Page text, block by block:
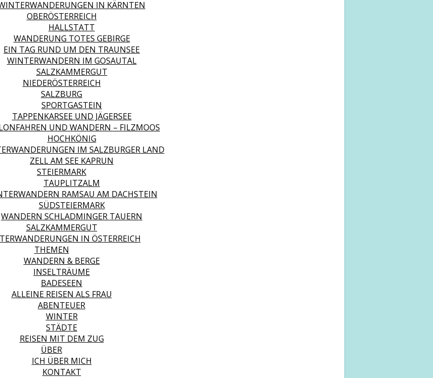
IN KÄRNTEN
OBERÖSTERREICH
HALLSTATT
WANDERUNG TOTES GEBIRGE
EIN TAG RUND UM DEN TRAUNSEE
WINTERWANDERN IM GOSAUTAL
SALZKAMMERGUT
NIEDERÖSTERREICH
SALZBURG
SPORTGASTEIN
TAPPENKARSEE UND JÄGERSEE
UND WANDERN – FILZMOOS
HOCHKÖNIG
IM SALZBURGER LAND
ZELL AM SEE KAPRUN
STEIERMARK
TAUPLITZALM
RAMSAU AM DACHSTEIN
SÜDSTEIERMARK
WANDERN SCHLADMINGER TAUERN
SALZKAMMERGUT
IN ÖSTERREICH
THEMEN
WANDERN & BERGE
INSELTRÄUME
BADESEEN
ALLEINE REISEN ALS FRAU
ABENTEUER
WINTER
STÄDTE
REISEN MIT DEM ZUG
ÜBER
ICH ÜBER MICH
KONTAKT